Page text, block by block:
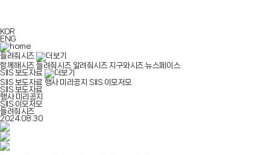
KOR
ENG
들려줘시즈
함께해시즈 들려줘시즈 알려줘시즈 지구와시즈 뉴스페이스
SIIS 보도자료
SIIS 보도자료 행사 미리공지 SIIS 이모저모
SIIS 보도자료
행사 미리공지
SIIS 이모저모
들려줘시즈
2024.08.30